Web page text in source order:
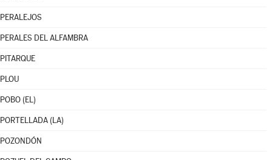
PERALEJOS
PERALES DEL ALFAMBRA
PITARQUE
PLOU
POBO (EL)
PORTELLADA (LA)
POZONDÓN